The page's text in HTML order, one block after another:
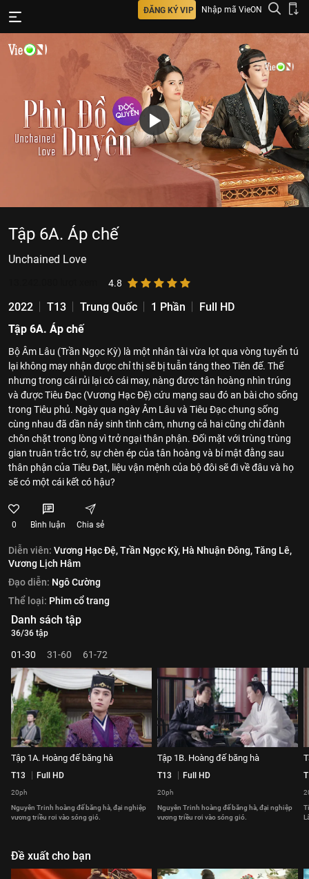
ĐĂNG KÝ VIP Nhập mã VieON
Tập 6A. Áp chế
Unchained Love
4.8
2022 T13 Trung Quốc 1 Phần
Full HD
Tập 6A. Áp chế
Bộ Âm Lâu (Trần Ngọc Kỳ) là một nhân tài vừa lọt qua vòng tuyển tú
lại không may nhận được chỉ thị sẽ bị tuẫn táng theo Tiên đế. Thế
nhưng trong cái rủi lại có cái may, nàng được tân hoàng nhìn trúng
và được Tiêu Đạc (Vương Hạc Đệ) cứu mạng sau đó an bài cho sống
trong Tiêu phủ. Ngày qua ngày Âm Lâu và Tiêu Đạc chung sống
cùng nhau đã dần nảy sinh tình cảm, nhưng cả hai cũng chỉ đành
chôn chặt trong lòng vì trở ngại thân phận. Đối mặt với trùng trùng
gian truân trắc trở, sự chèn ép của tân hoàng và bí mật đằng sau
thân phận của Tiêu Đạt, liệu vận mệnh của bộ đôi sẽ đi về đâu và họ
sẽ có một cái kết có hậu?
0 Bình luận Chia sẻ
Diễn viên: Vương Hạc Đệ,Trần Ngọc Kỳ, Hà Nhuận Đông,Tăng Lê,
Vương Lịch Hâm
Đạo diễn: Ngô Cường
Thể loại: Phim cổ trang
Danh sách tập
36/36 tập
01-30 31-60 61-72
Tập 1A. Hoàng đế băng hà
T13 Full HD
20ph
Nguyên Trinh hoàng đế băng hà, đại nghiệp
vương triều rơi vào sóng gió.
Tập 1B. Hoàng đế băng hà
T13 Full HD
20ph
Nguyên Trinh hoàng đế băng hà, đại nghiệp
vương triều rơi vào sóng gió.
Đề xuất cho bạn